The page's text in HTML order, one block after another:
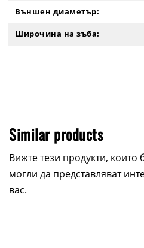
Външен диаметър:
Широчина на зъба:
Similar products
Вижте тези продукти, които
могли да представляват
вас.